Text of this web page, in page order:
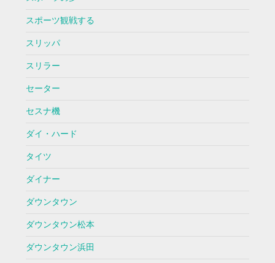
スポーツ観戦する
スリッパ
スリラー
セーター
セスナ機
ダイ・ハード
タイツ
ダイナー
ダウンタウン
ダウンタウン松本
ダウンタウン浜田